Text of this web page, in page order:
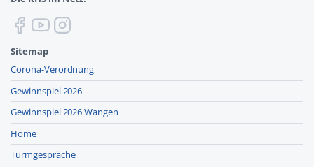
Sitemap
Corona-Verordnung
Gewinnspiel 2026
Gewinnspiel 2026 Wangen
Home
Turmgespräche